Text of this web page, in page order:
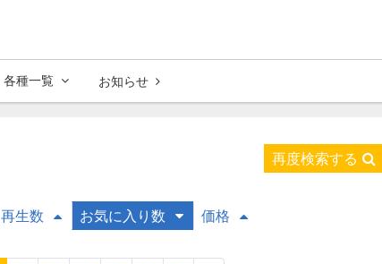
各種一覧 お知らせ
再度検索する
再生数 お気に入り数 価格